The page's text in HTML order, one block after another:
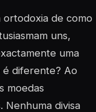
ortodoxia de como
uns,
uma
diferente? Ao
moedas
Nenhuma divisa